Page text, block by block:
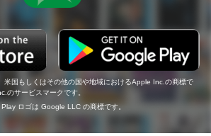
国もしくはその他の国や地域におけるApple Inc.の商標で
のサービスマークです。
ロゴは Google LLC の商標です。